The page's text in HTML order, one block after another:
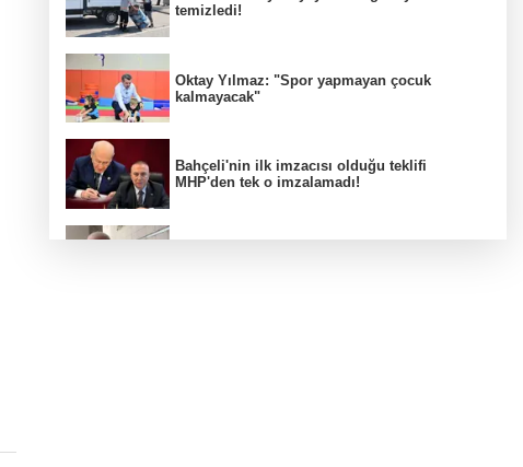
temizledi!
Oktay Yılmaz: "Spor yapmayan çocuk
kalmayacak"
Bahçeli'nin ilk imzacısı olduğu teklifi
MHP'den tek o imzalamadı!